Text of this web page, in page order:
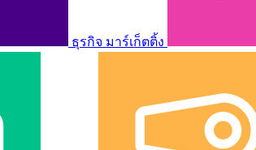
ธุรกิจ มาร์เก็ตติ้ง